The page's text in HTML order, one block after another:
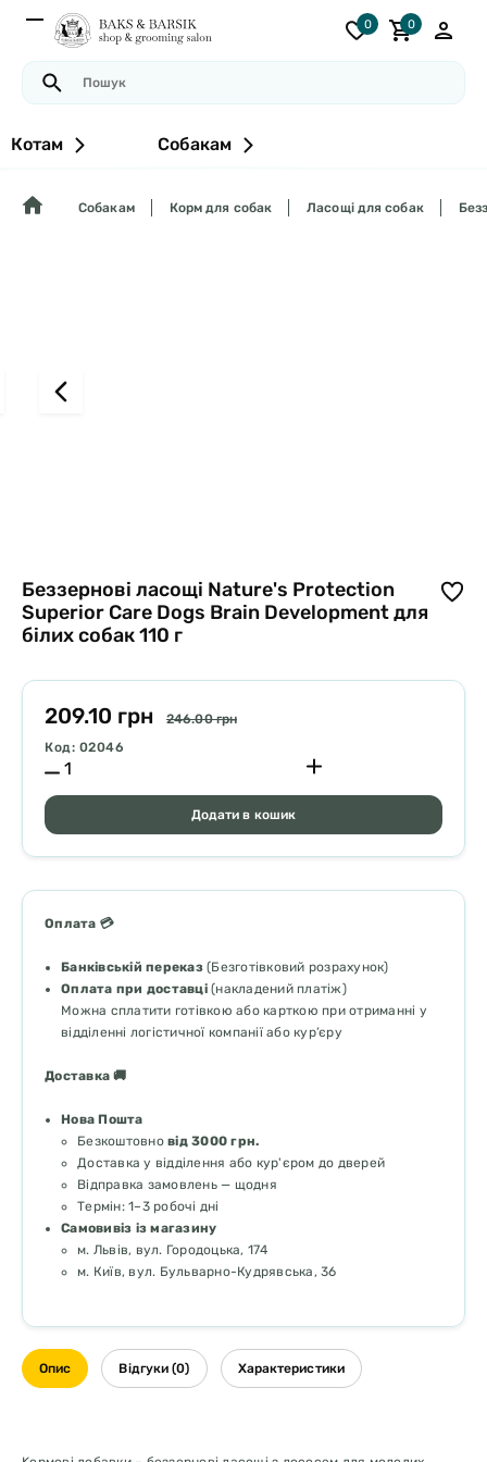
0 0
Котам Собакам
Собакам Корм для собак Ласощі для собак
Беззернові ласощі Nature's Protection
Superior Care Dogs Brain Development для
білих собак 110 г
209.10 грн
246.00 грн
Код: 02046
Додати в кошик
Оплата 💳
Банківській переказ(Безготівковий розрахунок)
Оплата при доставці(накладений платіж)
Можна сплатити готівкою або карткою при отриманні у
відділенні логістичної компанії або кур’єру
Доставка 🚚
Нова Пошта
Безкоштовно від 3000 грн.
Доставка у відділення або кур'єром до дверей
Відправка замовлень — щодня
Термін: 1–3 робочі дні
Самовивіз із магазину
м. Львів, вул. Городоцька, 174
м. Київ, вул. Бульварно-Кудрявська, 36
Опис Відгуки (0) Характеристики